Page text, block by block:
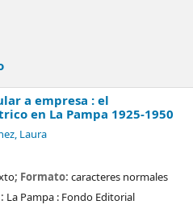
a empresa : el
en La Pampa 1925-1950
Laura
; Formato: caracteres normales
La Pampa : Fondo Editorial